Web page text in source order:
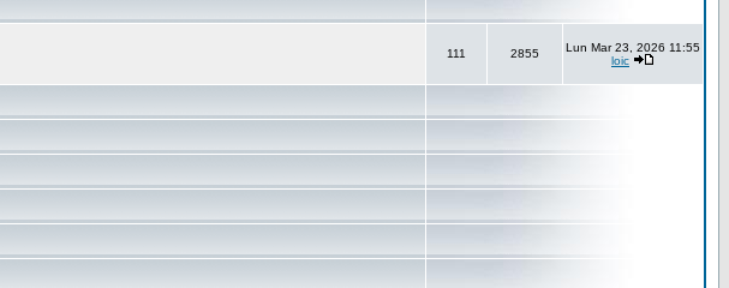
111 2855
Lun Mar 23, 2026 11:55
loic